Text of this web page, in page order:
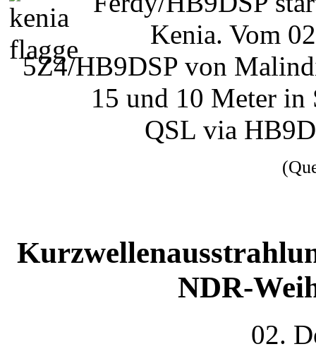
Kenia. Vom
5Z4/HB9DSP von
15 und 10 Meter in
QSL via
NDR-
02.